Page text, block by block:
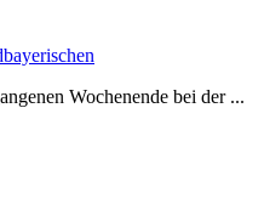
Wochenende bei der ...